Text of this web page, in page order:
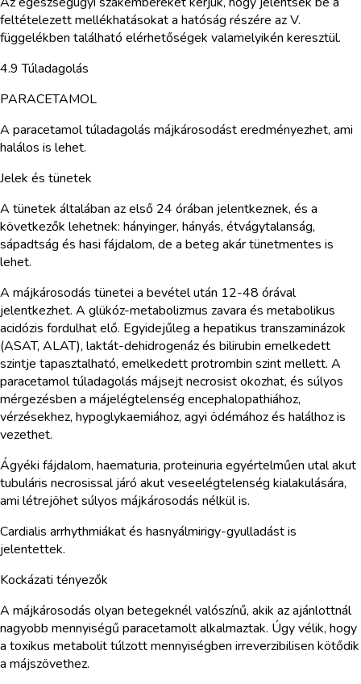
feltételezett mellékhatásokat a hatóság részére az V.
függelékben található elérhetőségek valamelyikén keresztül.
4.9 Túladagolás
PARACETAMOL
A paracetamol túladagolás májkárosodást eredményezhet, ami
halálos is lehet.
Jelek és tünetek
A tünetek általában az első 24 órában jelentkeznek, és a
következők lehetnek: hányinger, hányás, étvágytalanság,
sápadtság és hasi fájdalom, de a beteg akár tünetmentes is
lehet.
A májkárosodás tünetei a bevétel után 12-48 órával
jelentkezhet. A glükóz-metabolizmus zavara és metabolikus
acidózis fordulhat elő. Egyidejűleg a hepatikus transzaminázok
(ASAT, ALAT), laktát-dehidrogenáz és bilirubin emelkedett
szintje tapasztalható, emelkedett protrombin szint mellett. A
paracetamol túladagolás májsejt necrosist okozhat, és súlyos
mérgezésben a májelégtelenség encephalopathiához,
vérzésekhez, hypoglykaemiához, agyi ödémához és halálhoz is
vezethet.
Ágyéki fájdalom, haematuria, proteinuria egyértelműen utal akut
tubuláris necrosissal járó akut veseelégtelenség kialakulására,
ami létrejöhet súlyos májkárosodás nélkül is.
Cardialis arrhythmiákat és hasnyálmirigy-gyulladást is
jelentettek.
Kockázati tényezők
A májkárosodás olyan betegeknél valószínű, akik az ajánlottnál
nagyobb mennyiségű paracetamolt alkalmaztak. Úgy vélik, hogy
a toxikus metabolit túlzott mennyiségben irreverzibilisen kötődik
a májszövethez.